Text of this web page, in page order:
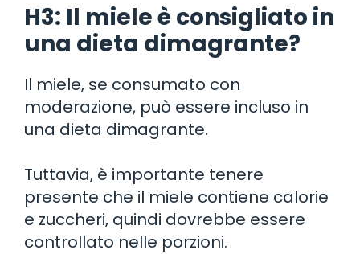
H3: Il miele è consigliato in
una dieta dimagrante?
Il miele, se consumato con
moderazione, può essere incluso in
una dieta dimagrante.
Tuttavia, è importante tenere
presente che il miele contiene calorie
e zuccheri, quindi dovrebbe essere
controllato nelle porzioni.